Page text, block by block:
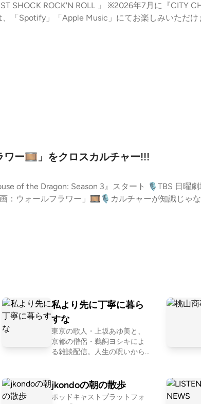
曲プレイリスト Spotify Apple Music ◇番組
ワー🎞️」をクロスカルチャー!!!
of the Dragon: Season 3』スタート 🎙️TBS 日曜
：ウォールフラワー」🎞️🎙️カルチャーが知識じゃな
ジお待ちしております！🎙️好きなスポーツ系漫画やアニ
福永浩平が毎日を少しだけ豊かにする、 色々なジ
〜27:55頃。 🎙️番組情報 音楽でくつろぎをプラスするミ
：毎週 月～金曜日 27:00～29:00◇⁠⁠⁠⁠⁠⁠⁠⁠番組HP⁠⁠⁠⁠⁠⁠⁠⁠◇⁠⁠⁠⁠⁠⁠⁠⁠過去
イブ配信です。 本Podcastに選曲は含まれません
私より先に丁寧に暮ら
すな
東京の歌人・上坂あゆ美と、
京都の僧侶・鵜飼ヨシキによ
る雑談配信。人生の呪いから
めての方におすすめ回】 #30
お菓子が人間だったら誰と付
jkondoの朝の散歩
ポッドキャストプラットフォ